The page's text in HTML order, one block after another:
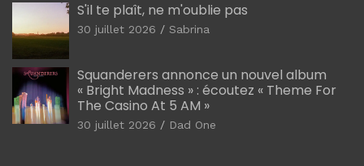
S'il te plaît, ne m'oublie pas
30 juillet 2026 Sabrina
Squanderers annonce un nouvel album
« Bright Madness » : écoutez « Theme For
The Casino At 5 AM »
30 juillet 2026 Dad One